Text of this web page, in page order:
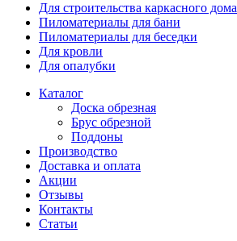
Для строительства каркасного дома
Пиломатериалы для бани
Пиломатериалы для беседки
Для кровли
Для опалубки
Каталог
Доска обрезная
Брус обрезной
Поддоны
Производство
Доставка и оплата
Акции
Отзывы
Контакты
Статьи